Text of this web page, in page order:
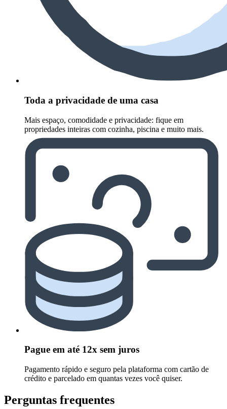
Toda a privacidade de uma casa
Mais espaço, comodidade e privacidade: fique em
propriedades inteiras com cozinha, piscina e muito mais.
Pague em até 12x sem juros
Pagamento rápido e seguro pela plataforma com cartão de
crédito e parcelado em quantas vezes você quiser.
Perguntas frequentes